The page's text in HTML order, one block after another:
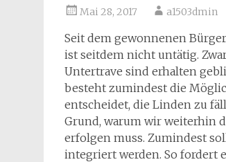
Mai 28, 2017 a1503dmin
Seit dem gewonnenen
ist seitdem nicht untätig.
Untertrave sind erhalten
besteht zumindest die
entscheidet, die Linden zu
Grund, warum wir weiterhin
erfolgen muss. Zumindest
integriert werden. So fordert